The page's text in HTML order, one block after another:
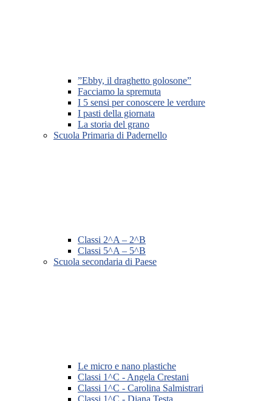
”Ebby, il draghetto golosone”
Facciamo la spremuta
I 5 sensi per conoscere le verdure
I pasti della giornata
La storia del grano
Scuola Primaria di Padernello
Classi 2^A – 2^B
Classi 5^A – 5^B
Scuola secondaria di Paese
Le micro e nano plastiche
Classi 1^C - Angela Crestani
Classi 1^C - Carolina Salmistrari